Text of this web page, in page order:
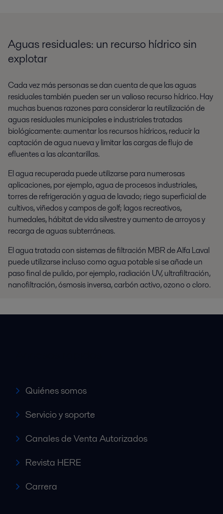
Aguas residuales: un recurso hídrico sin
explotar
Cada vez más personas se dan cuenta de que las aguas
residuales también pueden ser un valioso recurso hídrico. Hay
muchas buenas razones para considerar la reutilización de
aguas residuales municipales e industriales tratadas
biológicamente: aumentar los recursos hídricos, reducir la
captación de agua nueva y limitar las cargas de flujo de
efluentes a las alcantarillas.
El agua recuperada puede utilizarse para numerosas
aplicaciones, por ejemplo, agua de procesos industriales,
torres de refrigeración y agua de lavado; riego superficial de
cultivos, viñedos y campos de golf; lagos recreativos,
humedales, hábitat de vida silvestre y aumento de arroyos y
recarga de aguas subterráneas.
El agua tratada con sistemas de filtración MBR de Alfa Laval
puede utilizarse incluso como agua potable si se añade un
paso final de pulido, por ejemplo, radiación UV, ultrafiltración,
nanofiltración, ósmosis inversa, carbón activo, ozono o cloro.
Quiénes somos
Servicio y soporte
Canales de Venta Autorizados
Revista HERE
Carrera